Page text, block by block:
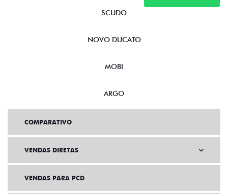
SCUDO
NOVO DUCATO
MOBI
ARGO
COMPARATIVO
VENDAS DIRETAS
VENDAS PARA PCD